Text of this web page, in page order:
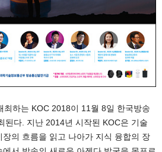
최하는 KOC 2018이 11월 8일 한국방송
된다. 지난 2014년 시작된 KOC은 기술
의 흐름을 읽고 나아가 지식 융합의 장